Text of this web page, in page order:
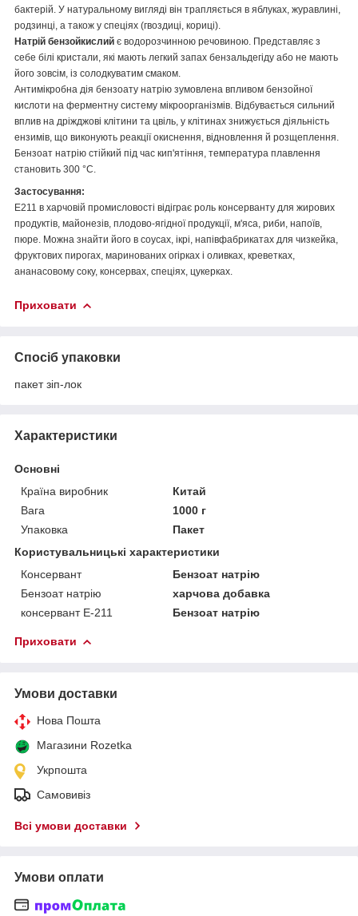
бактерій. У натуральному вигляді він трапляється в яблуках, журавлині,
родзинці, а також у спеціях (гвоздиці, кориці).
Натрій бензойкислий є водорозчинною речовиною. Представляє з
себе білі кристали, які мають легкий запах бензальдегіду або не мають
його зовсім, із солодкуватим смаком.
Антимікробна дія бензоату натрію зумовлена впливом бензойної
кислоти на ферментну систему мікроорганізмів. Відбувається сильний
вплив на дріжджові клітини та цвіль, у клітинах знижується діяльність
ензимів, що виконують реакції окиснення, відновлення й розщеплення.
Бензоат натрію стійкий під час кип'ятіння, температура плавлення
становить 300 °C.
Застосування:
Е211 в харчовій промисловості відіграє роль консерванту для жирових
продуктів, майонезів, плодово-ягідної продукції, м'яса, риби, напоїв,
пюре. Можна знайти його в соусах, ікрі, напівфабрикатах для чизкейка,
фруктових пирогах, маринованих огірках і оливках, креветках,
ананасовому соку, консервах, спеціях, цукерках.
Приховати
Спосіб упаковки
пакет зіп-лок
Характеристики
Основні
Країна виробник
Китай
Вага
1000 г
Упаковка
Пакет
Користувальницькі характеристики
Консервант
Бензоат натрію
Бензоат натрію
харчова добавка
консервант Е-211
Бензоат натрію
Приховати
Умови доставки
Нова Пошта
Магазини Rozetka
Укрпошта
Самовивіз
Всі умови доставки
Умови оплати